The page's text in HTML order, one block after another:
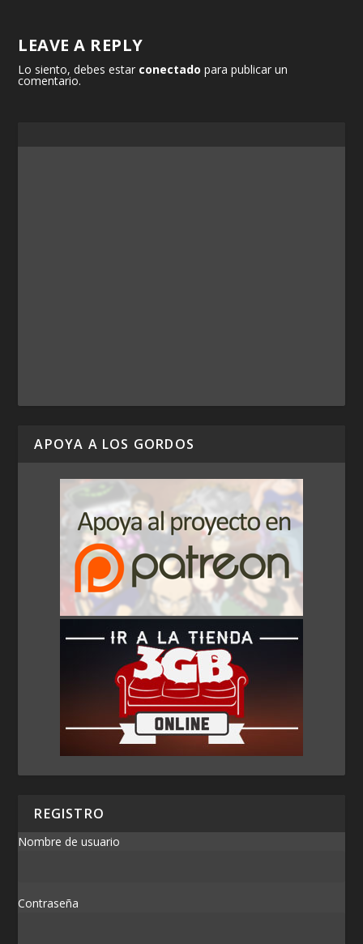
LEAVE A REPLY
Lo siento, debes estar conectado para publicar un
comentario.
APOYA A LOS GORDOS
REGISTRO
Nombre de usuario
Contraseña